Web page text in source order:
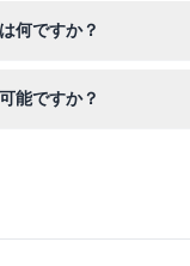
何ですか？
能ですか？